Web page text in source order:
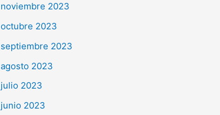
noviembre 2023
octubre 2023
septiembre 2023
agosto 2023
julio 2023
junio 2023